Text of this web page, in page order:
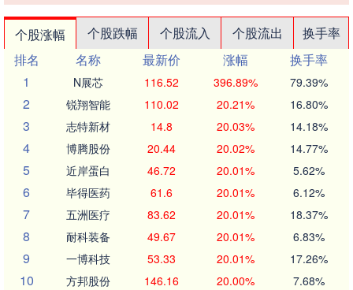
个股涨幅 个股跌幅 个股流入 个股流出
换手率
排名
名称 最新价 涨幅
换手率
1
N展芯 116.52 396.89% 79.39%
2 锐翔智能 110.02 20.21% 16.80%
3 志特新材 14.8 20.03% 14.18%
4 博腾股份 20.44 20.02% 14.77%
5 近岸蛋白 46.72 20.01% 5.62%
6 毕得医药 61.6 20.01% 6.12%
7 五洲医疗 83.62 20.01% 18.37%
8 耐科装备 49.67 20.01% 6.83%
9 一博科技 53.33 20.01% 17.26%
10 方邦股份 146.16 20.00% 7.68%